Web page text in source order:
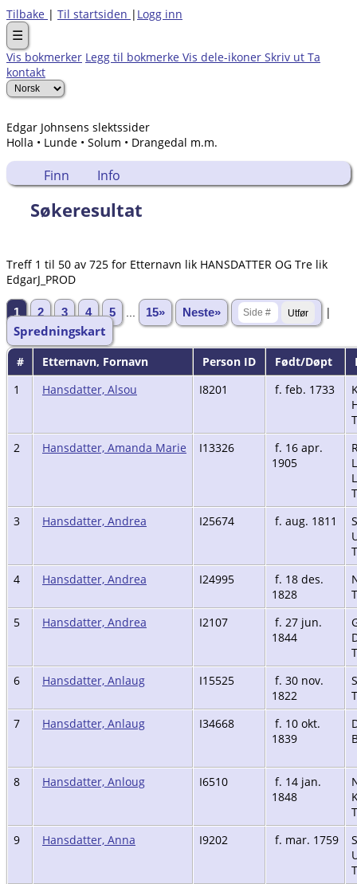
Tilbake | Til startsiden | Logg inn
☰
Vis bokmerker Legg til bokmerke Vis dele-ikoner Skriv ut Ta
kontakt
Edgar Johnsens slektssider
Holla • Lunde • Solum • Drangedal m.m.
Finn Info
Søkeresultat
Treff 1 til 50 av 725 for Etternavn lik HANSDATTER OG Tre lik
EdgarJ_PROD
1 2 3 4 5 15» Neste» |
Spredningskart
# Etternavn, Fornavn Person ID Født/Døpt
1
Hansdatter, Alsou I8201 f. feb. 1733
2
Hansdatter, Amanda Marie I13326
f. 16 apr.
1905
3
Hansdatter, Andrea I25674 f. aug. 1811
4
Hansdatter, Andrea I24995
f. 18 des.
1828
5
Hansdatter, Andrea I2107
f. 27 jun.
1844
6
Hansdatter, Anlaug I15525
f. 30 nov.
1822
7
Hansdatter, Anlaug I34668
f. 10 okt.
1839
8 Hansdatter, Anloug I6510
f. 14 jan.
1848
9
Hansdatter, Anna I9202 f. mar. 1759